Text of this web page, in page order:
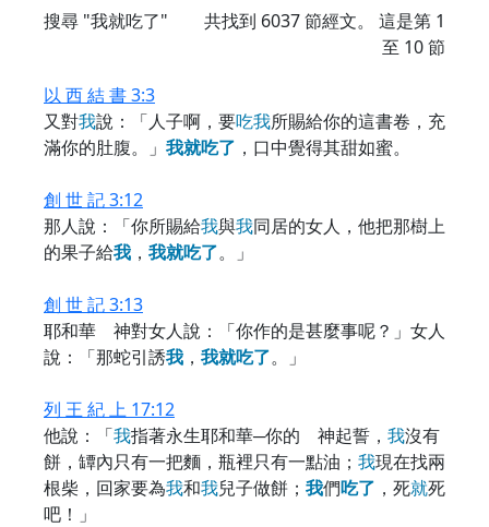
搜尋 "我就吃了" 共找到 6037節經文。 這是第 1
至 10 節
以 西 結 書 3:3
又對我說：「人子啊，要吃我所賜給你的這書卷，充
滿你的肚腹。」 我就吃了 ，口中覺得其甜如蜜。
創 世 記 3:12
那人說：「你所賜給我與我同居的女人，他把那樹上
的果子給我 ， 我就吃了。」
創 世 記 3:13
耶和華 神對女人說：「你作的是甚麼事呢？」女人
說：「那蛇引誘我 ， 我就吃了。」
列 王 紀 上 17:12
他說：「我指著永生耶和華─你的 神起誓， 我沒有
餅，罈內只有一把麵，瓶裡只有一點油； 我現在找兩
根柴，回家要為我和我兒子做餅； 我們吃了 ，死就死
吧！」